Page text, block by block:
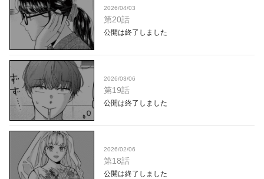
2026/04/03
第20話
公開は終了しました
2026/03/06
第19話
公開は終了しました
2026/02/06
第18話
公開は終了しました